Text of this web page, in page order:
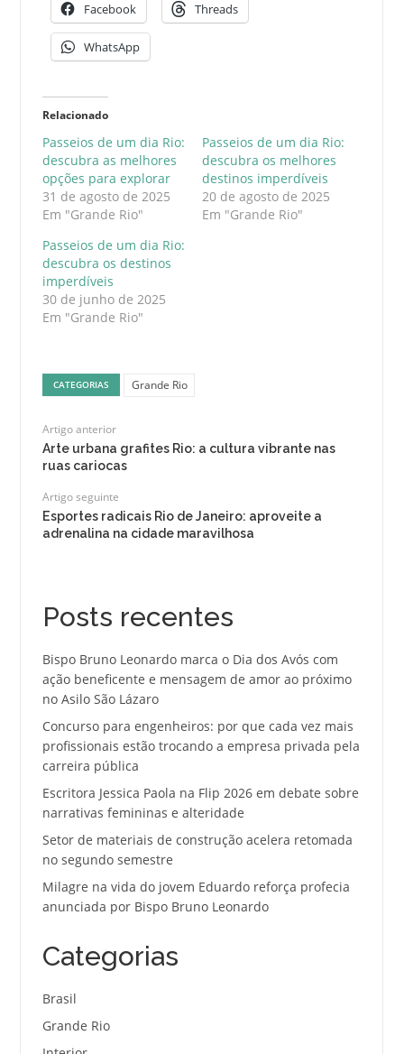
Facebook Threads
WhatsApp
Relacionado
Passeios de um dia Rio:
descubra as melhores
opções para explorar
31 de agosto de 2025
Em "Grande Rio"
Passeios de um dia Rio:
descubra os melhores
destinos imperdíveis
20 de agosto de 2025
Em "Grande Rio"
Passeios de um dia Rio:
descubra os destinos
imperdíveis
30 de junho de 2025
Em "Grande Rio"
CATEGORIAS Grande Rio
Artigo anterior
Arte urbana grafites Rio: a cultura vibrante nas
ruas cariocas
Artigo seguinte
Esportes radicais Rio de Janeiro: aproveite a
adrenalina na cidade maravilhosa
Posts recentes
Bispo Bruno Leonardo marca o Dia dos Avós com
ação beneficente e mensagem de amor ao próximo
no Asilo São Lázaro
Concurso para engenheiros: por que cada vez mais
profissionais estão trocando a empresa privada pela
carreira pública
Escritora Jessica Paola na Flip 2026 em debate sobre
narrativas femininas e alteridade
Setor de materiais de construção acelera retomada
no segundo semestre
Milagre na vida do jovem Eduardo reforça profecia
anunciada por Bispo Bruno Leonardo
Categorias
Brasil
Grande Rio